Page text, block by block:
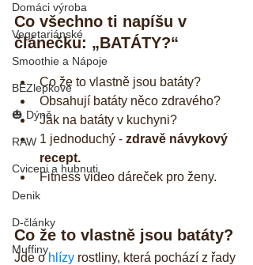
Domáci výroba
Vegetariánské
Smoothie a Nápoje
BEZlepkové
🎃 Dýně
RAW
Cviceni a hubnuti
Denik
D-články
Muffiny
Co všechno ti napíšu v
článečku: „BATÁTY?“
Co že to vlastně jsou batáty?
Obsahují batáty něco zdravého?
Jak na batáty v kuchyni?
1 jednoduchý - zdravě návykový
recept.
Fitness video dáreček pro ženy.
Co že to vlastně jsou batáty?
Jde o hlízy rostliny, která pochází z řady